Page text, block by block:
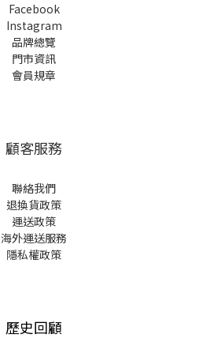
Facebook
Instagram
品牌總覽
門市資訊
會員規章
顧客服務
聯絡我們
退換貨政策
運送政策
海外運送服務
隱私權政策
歷史回顧